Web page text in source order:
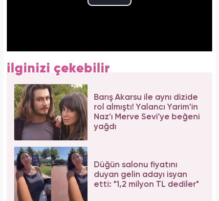
ilginizi çekebilir
Barış Akarsu ile aynı dizide
rol almıştı! Yalancı Yarim'in
Naz'ı Merve Sevi'ye beğeni
yağdı
Düğün salonu fiyatını
duyan gelin adayı isyan
etti: "1,2 milyon TL dediler"